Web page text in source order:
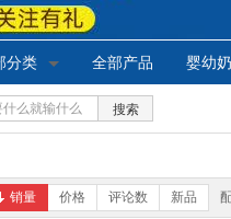
分类 全部产品 婴幼
搜索
销量 价格 评论数 新品